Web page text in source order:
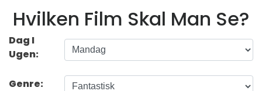
Hvilken Film Skal Man Se?
Dag I
Ugen:
Genre: